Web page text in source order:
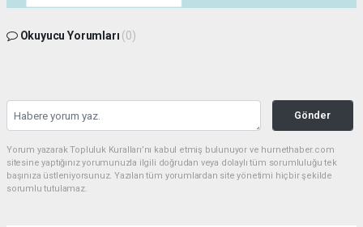
Okuyucu Yorumları (0)
Gönder
Yorum yazarak Topluluk Kuralları’nı kabul etmiş bulunuyor ve hurnethaber.com
sitesine yaptığınız yorumunuzla ilgili doğrudan veya dolaylı tüm sorumluluğu tek
başınıza üstleniyorsunuz. Yazılan tüm yorumlardan site yönetimi hiçbir şekilde
sorumlu tutulamaz.